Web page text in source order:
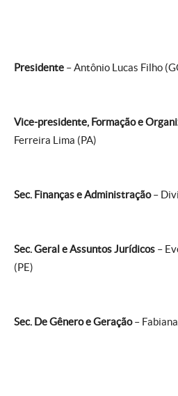
Presidente – Antônio Lucas Filho
Vice-presidente, Formação e
Ferreira Lima (PA)
Sec. Finanças e Administração–
Sec. Geral e Assuntos Jurídicos –
(PE)
Sec. De Gênero e Geração–